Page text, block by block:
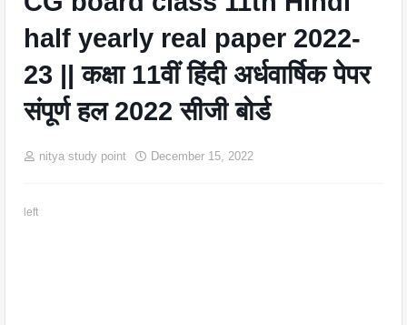
half yearly real paper 2022-
23 || कक्षा 11वीं हिंदी अर्धवार्षिक पेपर
संपूर्ण हल 2022 सीजी बोर्ड
nitya study point December 15, 2022
left